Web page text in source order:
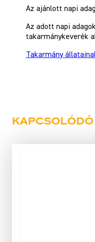
Az ajánlott napi
Az adott napi
takarmánykeverék
Takarmány